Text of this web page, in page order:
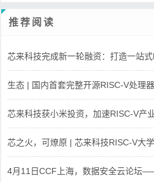
推荐阅读
芯来科技完成新一轮融资：打造一站
生态 | 国内首套完整开源RISC-V处理
芯来科技获小米投资，加速RISC-V产
芯之火，可燎原 | 芯来科技RISC-V大学
4月11日CCF上海，数据安全云论坛